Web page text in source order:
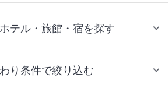
テル・旅館・宿を探す
り条件で絞り込む